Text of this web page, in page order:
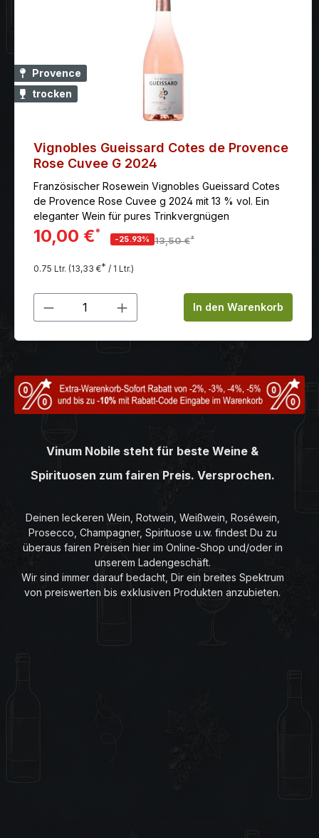
Provence
trocken
Vignobles Gueissard Cotes de Provence
Rose Cuvee G 2024
Französischer Rosewein Vignobles Gueissard Cotes
de Provence Rose Cuvee g 2024 mit 13 % vol. Ein
eleganter Wein für pures Trinkvergnügen
10,00 €*
-25.93% 13,50 €*
0.75 Ltr. (13,33 €* / 1 Ltr.)
Produkt Anzahl: Gib denIn den Warenkorb
Vinum Nobile steht für beste Weine &
Spirituosen zum fairen Preis. Versprochen.
Deinen leckeren Wein, Rotwein, Weißwein, Roséwein,
Prosecco, Champagner, Spirituose u.w. findest Du zu
überaus fairen Preisen hier im Online-Shop und/oder in
unserem Ladengeschäft.
Wir sind immer darauf bedacht, Dir ein breites Spektrum
von preiswerten bis exklusiven Produkten anzubieten.